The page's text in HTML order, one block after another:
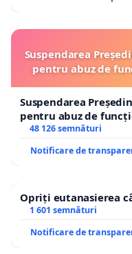
Suspendarea
pentru abuz de
Suspendarea
pentru abuz de
48 126 semnături
Notificare de
Opriți eutanasierea
1 601 semnături
Notificare de